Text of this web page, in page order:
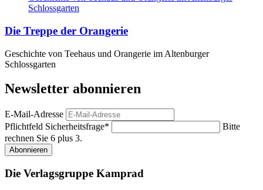
Die Treppe der Orangerie
Geschichte von Teehaus und Orangerie im Altenburger
Schlossgarten
Newsletter abonnieren
E-Mail-Adresse
Pflichtfeld Sicherheitsfrage*
Bitte
rechnen Sie 6 plus 3.
Abonnieren
Die Verlagsgruppe Kamprad